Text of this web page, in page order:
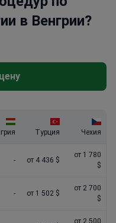
в Венгрии?
Турция Чехия
- от 4 436 $
от 1 780
$
- от 1 502 $
от 2 700
$
от 2 500